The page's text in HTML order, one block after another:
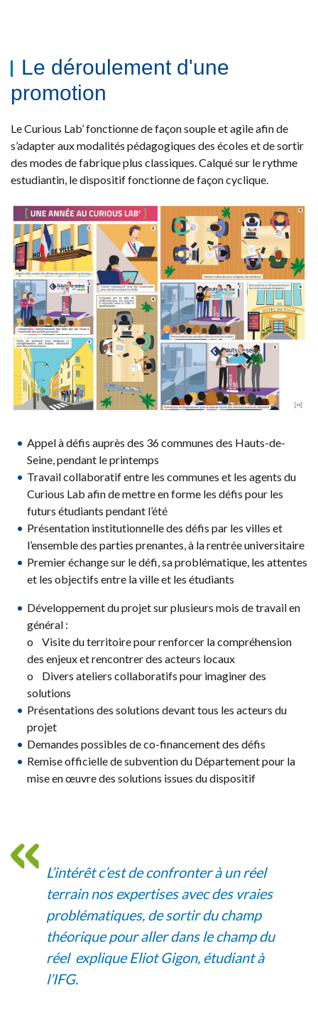
Le déroulement d'une
promotion
Le Curious Lab’ fonctionne de façon souple et agile afin de
s’adapter aux modalités pédagogiques des écoles et de sortir
des modes de fabrique plus classiques. Calqué sur le rythme
estudiantin, le dispositif fonctionne de façon cyclique.
Appel à défis auprès des 36 communes des Hauts-de-
Seine, pendant le printemps
Travail collaboratif entre les communes et les agents du
Curious Lab afin de mettre en forme les défis pour les
futurs étudiants pendant l’été
Présentation institutionnelle des défis par les villes et
l’ensemble des parties prenantes, à la rentrée universitaire
Premier échange sur le défi, sa problématique, les attentes
et les objectifs entre la ville et les étudiants
Développement du projet sur plusieurs mois de travail en
général :
o Visite du territoire pour renforcer la compréhension
des enjeux et rencontrer des acteurs locaux
o Divers ateliers collaboratifs pour imaginer des
solutions
Présentations des solutions devant tous les acteurs du
projet
Demandes possibles de co-financement des défis
Remise officielle de subvention du Département pour la
mise en œuvre des solutions issues du dispositif
L’intérêt c’est de confronter à un réel
terrain nos expertises avec des vraies
problématiques, de sortir du champ
théorique pour aller dans le champ du
réel explique Eliot Gigon, étudiant à
l’IFG.